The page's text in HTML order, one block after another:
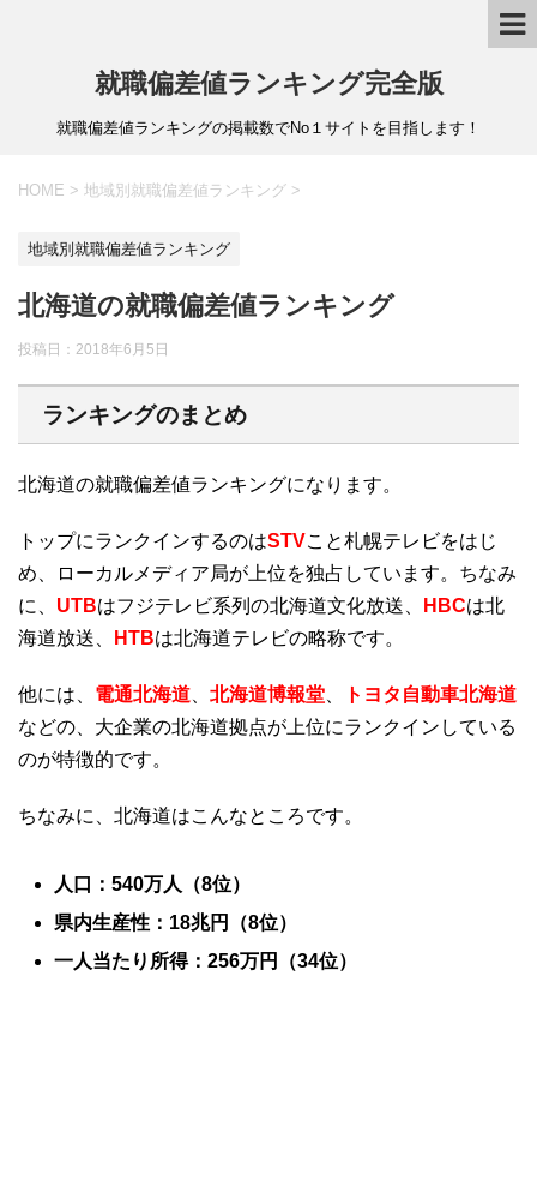
就職偏差値ランキング完全版
就職偏差値ランキングの掲載数でNo１サイトを目指します！
HOME > 地域別就職偏差値ランキング >
地域別就職偏差値ランキング
北海道の就職偏差値ランキング
投稿日： 2018年6月5日
ランキングのまとめ
北海道の就職偏差値ランキングになります。
トップにランクインするのはSTVこと札幌テレビをはじ
め、ローカルメディア局が上位を独占しています。ちなみ
に、 UTBはフジテレビ系列の北海道文化放送、 HBCは北
海道放送、
HTBは北海道テレビの略称です。
他には、 電通北海道 北海道博報堂
トヨタ自動車北海道
などの、大企業の北海道拠点が上位にランクインしている
のが特徴的です。
ちなみに、北海道はこんなところです。
人口：540万人（8位）
県内生産性：18兆円（8位）
一人当たり所得：256万円（34位）